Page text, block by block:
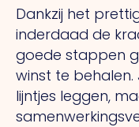
Dankzij het
inderdaad de
goede stappen
winst te behalen.
lijntjes leggen,